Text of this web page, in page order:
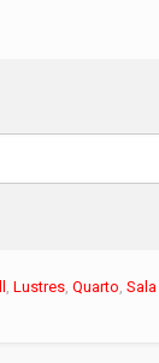
,Lustres,Quarto,